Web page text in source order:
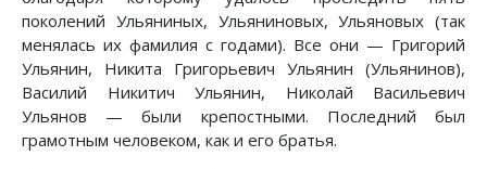
поколений Ульяниных, Ульяниновых, Ульяновых (так
менялась их фамилия с годами). Все они — Григорий
Ульянин, Никита Григорьевич Ульянин (Ульянинов),
Василий Никитич Ульянин, Николай Васильевич
Ульянов — были крепостными. Последний был
грамотным человеком, как и его братья.